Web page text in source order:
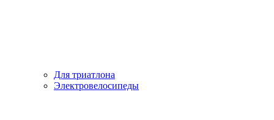
Для триатлона
Электровелосипеды